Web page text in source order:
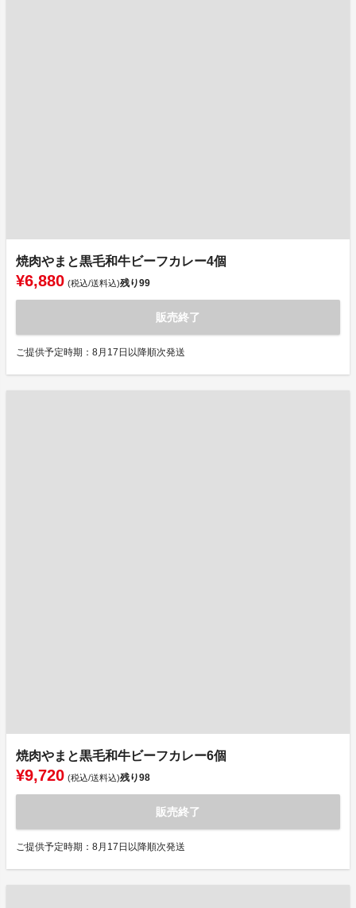
焼肉やまと黒毛和牛ビーフカレー4個
¥6,880 (税込/送料込)残り99
販売終了
ご提供予定時期：8月17日以降順次発送
焼肉やまと黒毛和牛ビーフカレー6個
¥9,720 (税込/送料込)残り98
販売終了
ご提供予定時期：8月17日以降順次発送